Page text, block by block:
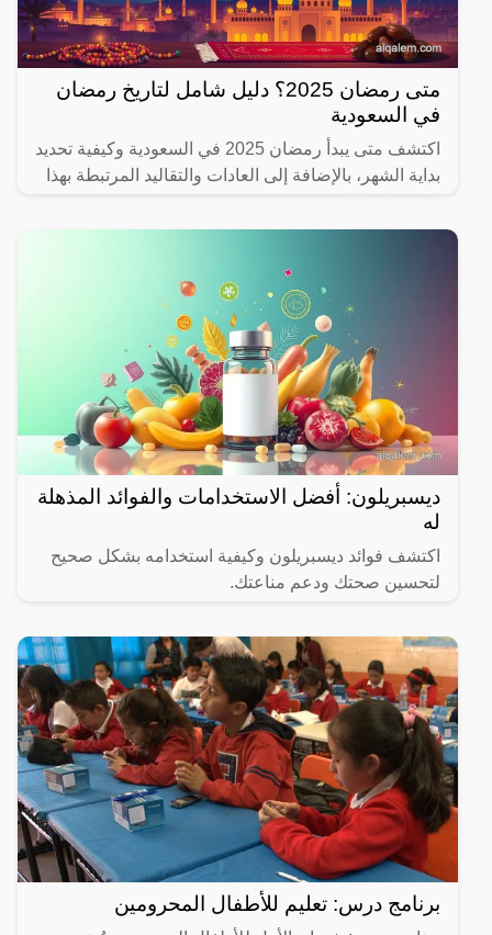
متى رمضان 2025؟ دليل شامل لتاريخ رمضان
في السعودية
اكتشف متى يبدأ رمضان 2025 في السعودية وكيفية تحديد
بداية الشهر، بالإضافة إلى العادات والتقاليد المرتبطة بهذا
ديسبريلون: أفضل الاستخدامات والفوائد المذهلة
له
اكتشف فوائد ديسبريلون وكيفية استخدامه بشكل صحيح
لتحسين صحتك ودعم مناعتك.
برنامج درس: تعليم للأطفال المحرومين